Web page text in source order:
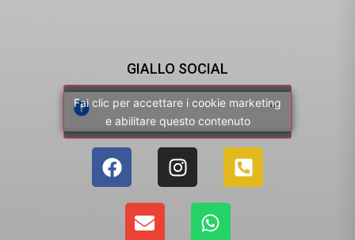
GIALLO SOCIAL
Fai clic per accettare i cookie marketing
e abilitare questo contenuto